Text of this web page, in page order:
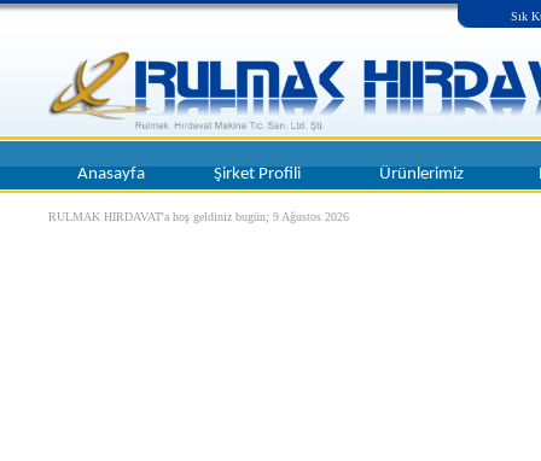
Sık
Anasayfa Şirket Profili Ürünlerimiz
RULMAK HIRDAVAT'a hoş geldiniz bugün; 9 Ağustos 2026